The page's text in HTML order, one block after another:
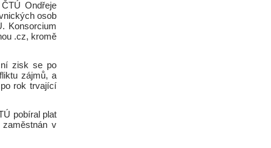
Ondřeje
osob
Konsorcium
.cz, kromě
zisk se po
zájmů, a
rok trvající
pobíral plat
v